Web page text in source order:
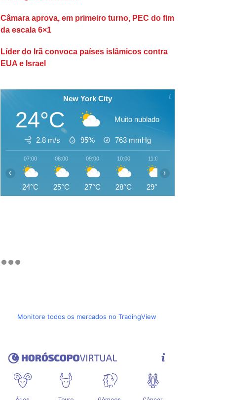
Câmara aprova, em primeiro turno, PEC do fim
da escala 6×1
Líder do Irã convoca países islâmicos contra
EUA e Israel
New York City
24°C Muito nublado
2.8 m/s 95% 763 mmHg
07:00
24°C
08:00
25°C
09:00
27°C
10:00
28°C
11:00
29°C
‹ ›
Monitore todos os mercados no TradingView